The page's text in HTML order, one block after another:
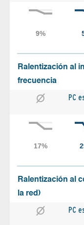
Ralentización al
frecuencia
PC
Ralentización al
la red)
PC